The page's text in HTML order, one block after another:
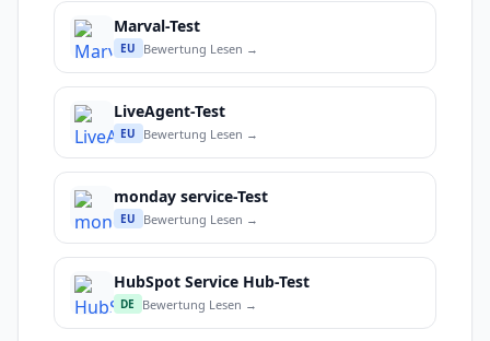
Marval-Test
EU Bewertung Lesen →
LiveAgent-Test
EU Bewertung Lesen →
monday service-Test
EU Bewertung Lesen →
HubSpot Service Hub-Test
DE Bewertung Lesen →